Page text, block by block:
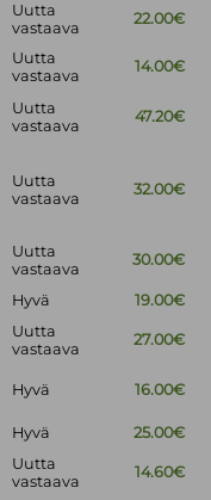
Uutta
vastaava
22.00€
Uutta
vastaava
14.00€
Uutta
vastaava
47.20€
Uutta
vastaava
32.00€
Uutta
vastaava
30.00€
Hyvä 19.00€
Uutta
vastaava
27.00€
Hyvä 16.00€
Hyvä 25.00€
Uutta
vastaava
14.60€